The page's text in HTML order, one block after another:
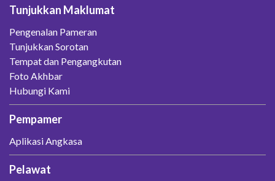
Tunjukkan Maklumat
Pengenalan Pameran
Tunjukkan Sorotan
Tempat dan Pengangkutan
Foto Akhbar
Hubungi Kami
Pempamer
Aplikasi Angkasa
Pelawat